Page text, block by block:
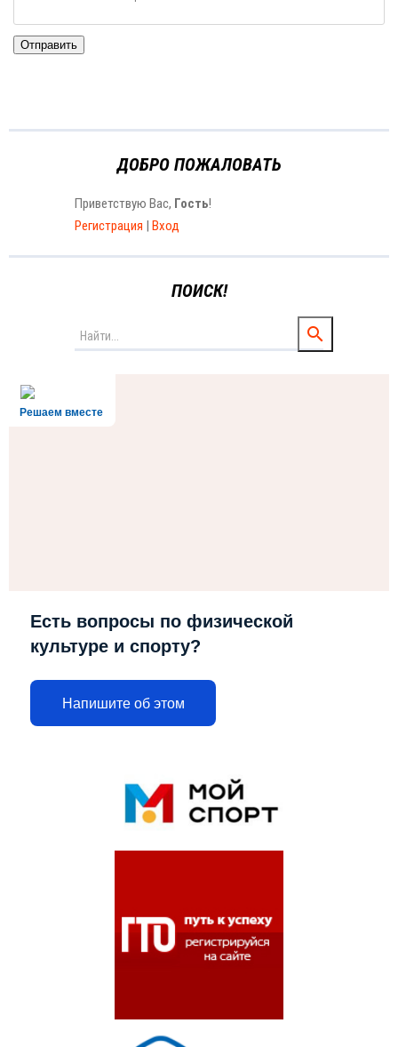
Отправить
ДОБРО ПОЖАЛОВАТЬ
Приветствую Вас, Гость!
Регистрация | Вход
ПОИСК!
Решаем вместе
Есть вопросы по физической
культуре и спорту?
Напишите об этом